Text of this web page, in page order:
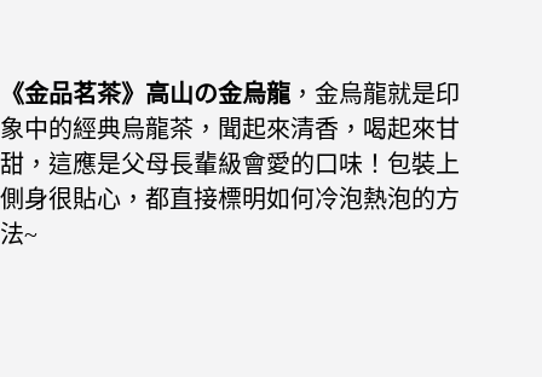
《金品茗茶》高山の金烏龍，金烏龍就是印
象中的經典烏龍茶，聞起來清香，喝起來甘
甜，這應是父母長輩級會愛的口味！包裝上
側身很貼心，都直接標明如何冷泡熱泡的方
法~